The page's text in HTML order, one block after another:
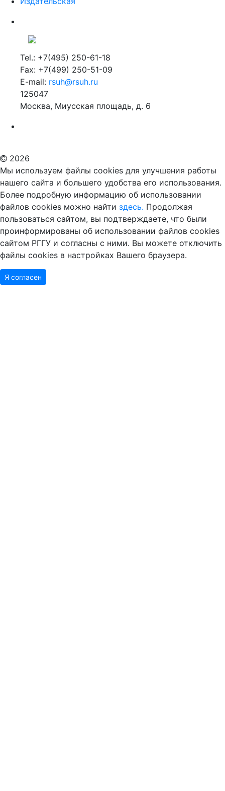
Tel.: +7(495) 250-61-18
Fax: +7(499) 250-51-09
E-mail: rsuh@rsuh.ru
125047
Москва, Миусская площадь, д. 6
2026
Мы используем файлы cookies для улучшения работы
нашего сайта и большего удобства его использования.
Более подробную информацию об использовании
файлов cookies можно найти здесь. Продолжая
пользоваться сайтом, вы подтверждаете, что были
проинформированы об использовании файлов cookies
сайтом РГГУ и согласны с ними. Вы можете отключить
файлы cookies в настройках Вашего браузера.
Я согласен